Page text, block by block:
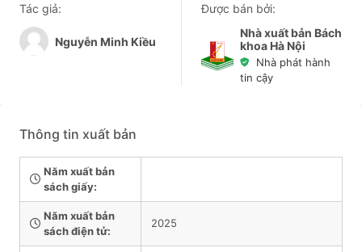
Tác giả:
Nguyễn Minh Kiều
Được bán bởi:
Nhà xuất bản Bách
khoa Hà Nội
Nhà phát hành
tin cậy
Thông tin xuất bản
Năm xuất bản
sách giấy:
Năm xuất bản
sách điện tử:
2025